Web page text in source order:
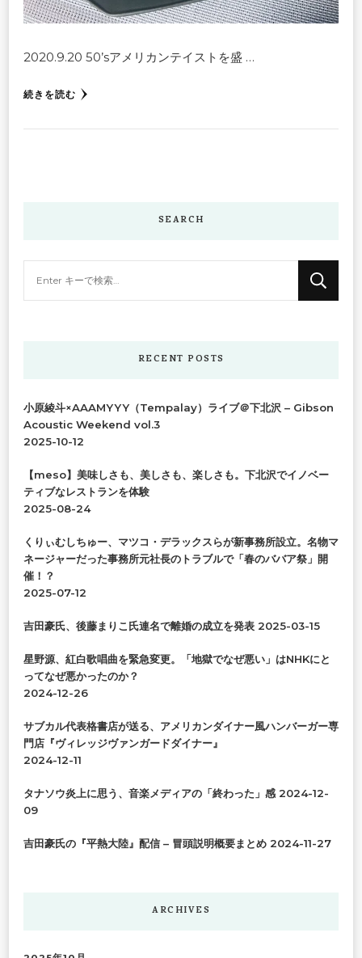
2020.9.20 50’sアメリカンテイストを盛 …
続きを読む
SEARCH
す
か
RECENT POSTS
小原綾斗×AAAMYYY（Tempalay）ライブ＠下北沢 – Gibson
Acoustic Weekend vol.3
2025-10-12
【meso】美味しさも、美しさも、楽しさも。下北沢でイノベー
ティブなレストランを体験
2025-08-24
くりぃむしちゅー、マツコ・デラックスらが新事務所設立。名物マ
ネージャーだった事務所元社長のトラブルで「春のババア祭」開
催！？
2025-07-12
吉田豪氏、後藤まりこ氏連名で離婚の成立を発表 2025-03-15
星野源、紅白歌唱曲を緊急変更。「地獄でなぜ悪い」はNHKにと
ってなぜ悪かったのか？
2024-12-26
サブカル代表格書店が送る、アメリカンダイナー風ハンバーガー専
門店『ヴィレッジヴァンガードダイナー』
2024-12-11
タナソウ炎上に思う、音楽メディアの「終わった」感 2024-12-
09
吉田豪氏の『平熱大陸』配信 – 冒頭説明概要まとめ 2024-11-27
ARCHIVES